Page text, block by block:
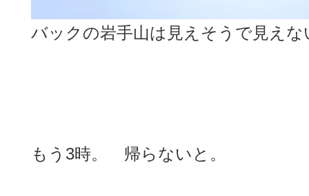
バックの岩手山は見えそうで見え
もう3時。 帰らないと。